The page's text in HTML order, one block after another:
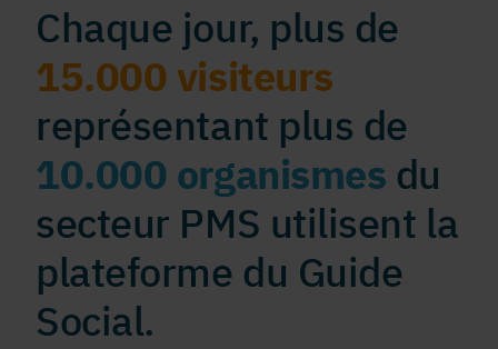
Chaque jour, plus de
15.000 visiteurs
représentant plus de
10.000 organismes du
secteur PMS utilisent la
plateforme du Guide
Social.